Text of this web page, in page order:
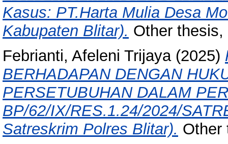
Kasus: PT.Harta Mulia Desa
Kabupaten Blitar). Other
Febrianti, Afeleni Trijaya(2025)
BERHADAPAN DENGAN
PERSETUBUHAN DALAM
BP/62/IX/RES.1.24/2024/
Satreskrim Polres Blitar). Other